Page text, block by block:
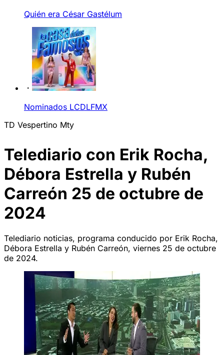
Quién era César Gastélum
Nominados LCDLFMX
TD Vespertino Mty
Telediario con Erik Rocha,
Débora Estrella y Rubén
Carreón 25 de octubre de
2024
Telediario noticias, programa conducido por Erik Rocha,
Débora Estrella y Rubén Carreón, viernes 25 de octubre
de 2024.